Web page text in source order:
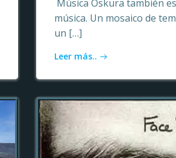
Música Oskura también
música. Un mosaico de
un […]
Leer más..